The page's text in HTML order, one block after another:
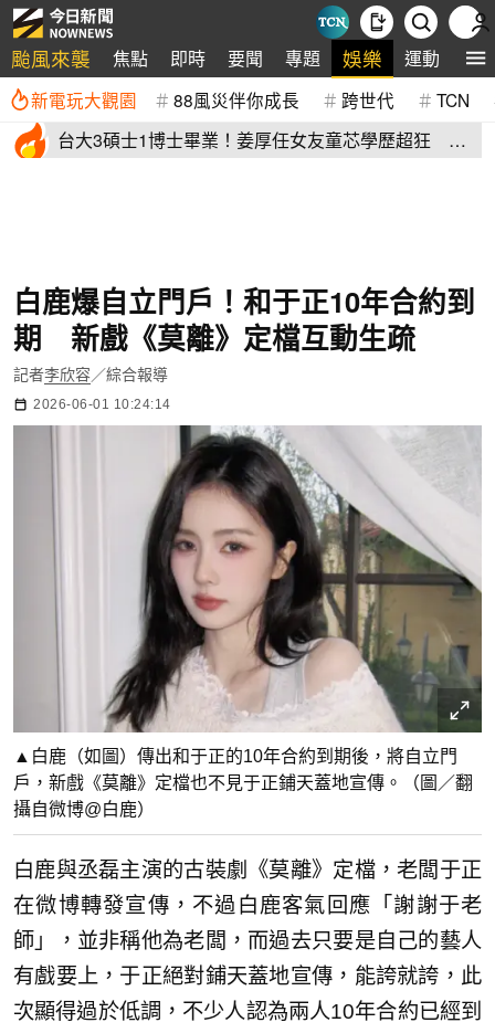
颱風來襲 焦點 即時 要聞 專題 娛樂 運動 全
新電玩大觀園 88風災伴你成長 跨世代 TCN
台大3碩士1博士畢業！姜厚任女友童芯學歷超狂 他
白鹿爆自立門戶！和于正10年合約到
期 新戲《莫離》定檔互動生疏
記者李欣容／綜合報導
2026-06-01 10:24:14
▲白鹿（如圖）傳出和于正的10年合約到期後，將自立門
戶，新戲《莫離》定檔也不見于正鋪天蓋地宣傳。（圖／翻
攝自微博@白鹿）
白鹿與丞磊主演的古裝劇《莫離》定檔，老闆于正
在微博轉發宣傳，不過白鹿客氣回應「謝謝于老
師」，並非稱他為老闆，而過去只要是自己的藝人
有戲要上，于正絕對鋪天蓋地宣傳，能誇就誇，此
次顯得過於低調，不少人認為兩人10年合約已經到